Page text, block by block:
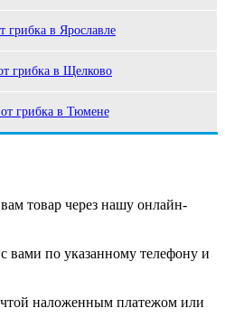
грибка в Ярославле
грибка в Щелково
грибка в Тюмене
товар через нашу онлайн-
вами по указанному телефону и
наложенным платежом или